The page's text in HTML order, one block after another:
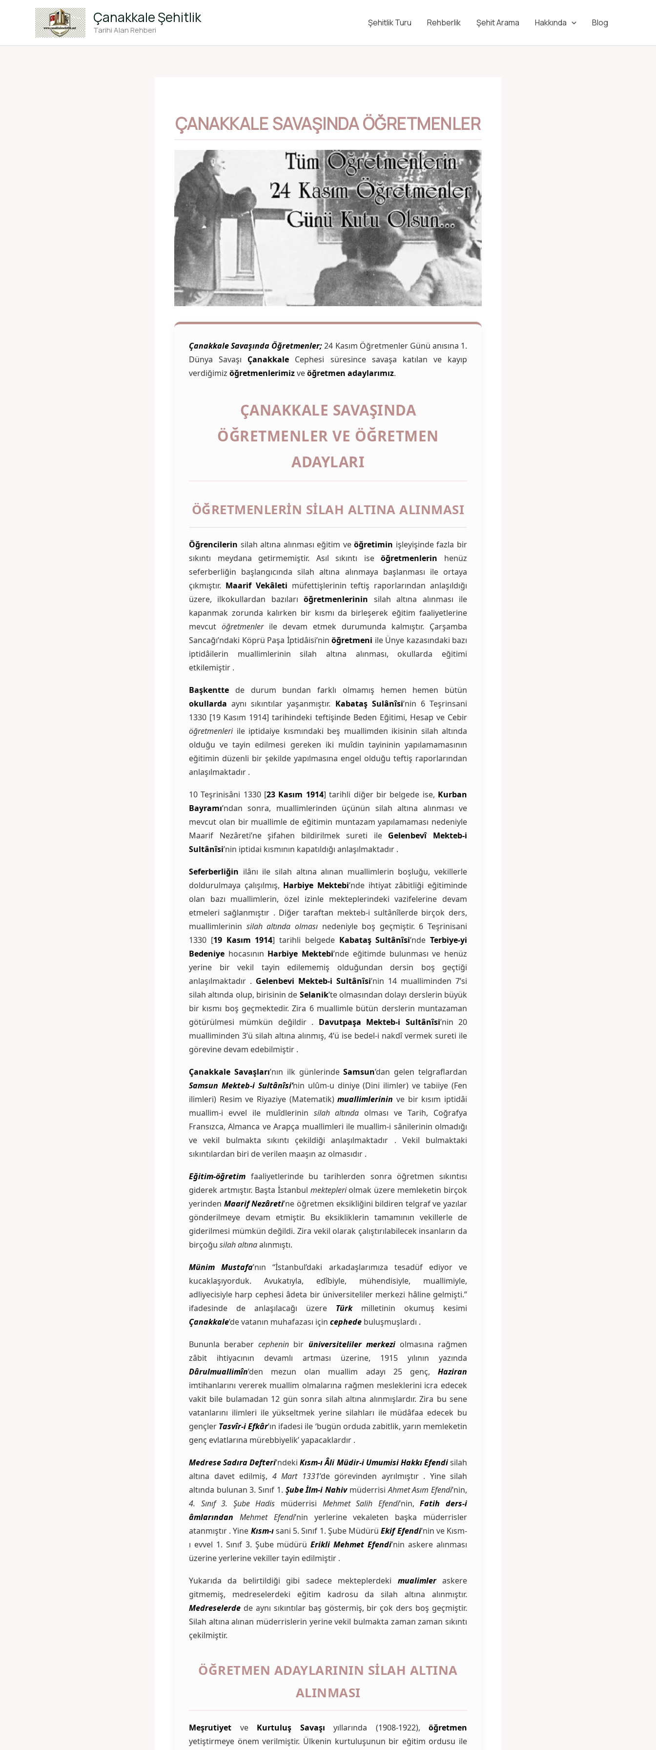
Çanakkale Şehitlik
Tarihi Alan Rehberi
Şehitlik Turu Rehberlik Şehit Arama Hakkında Blog
ÇANAKKALE SAVAŞINDA ÖĞRETMENLER
Çanakkale Savaşında Öğretmenler;24 Kasım Öğretmenler Günü anısına 1.
Dünya Savaşı Çanakkale Cephesi süresince savaşa katılan ve kayıp
verdiğimiz öğretmenlerimizveöğretmen adaylarımız.
ÇANAKKALE SAVAŞINDA
ÖĞRETMENLER VE ÖĞRETMEN
ADAYLARI
ÖĞRETMENLERIN SILAH ALTINA ALINMASI
Öğrencilerin silah altına alınması eğitim veöğretimin işleyişinde fazla bir
sıkıntı meydana getirmemiştir. Asıl sıkıntı iseöğretmenlerin henüz
seferberliğin başlangıcında silah altına alınmaya başlanması ile ortaya
çıkmıştır. Maarif Vekâleti müfettişlerinin teftiş raporlarından anlaşıldığı
üzere, ilkokullardan bazılarıöğretmenlerinin silah altına alınması ile
kapanmak zorunda kalırken bir kısmı da birleşerek eğitim faaliyetlerine
mevcut öğretmenlerile devam etmek durumunda kalmıştır. Çarşamba
Sancağı’ndaki Köprü Paşa İptidâisi’nin öğretmeni ile Ünye kazasındaki bazı
iptidâilerin muallimlerinin silah altına alınması, okullarda eğitimi
etkilemiştir .
Başkentte de durum bundan farklı olmamış hemen hemen bütün
okullarda aynı sıkıntılar yaşanmıştır. Kabataş Sulânîsi’nin 6 Teşrinsani
1330 [19 Kasım 1914] tarihindeki teftişinde Beden Eğitimi, Hesap ve Cebir
öğretmenleriile iptidaiye kısmındaki beş muallimden ikisinin silah altında
olduğu ve tayin edilmesi gereken iki muîdin tayininin yapılamamasının
eğitimin düzenli bir şekilde yapılmasına engel olduğu teftiş raporlarından
anlaşılmaktadır .
10 Teşrinisâni 1330 [23 Kasım 1914] tarihli diğer bir belgede ise, Kurban
Bayramı’ndan sonra, muallimlerinden üçünün silah altına alınması ve
mevcut olan bir muallimle de eğitimin muntazam yapılamaması nedeniyle
Maarif Nezâreti’ne şifahen bildirilmek sureti ile Gelenbevî Mekteb-i
Sultânîsi’nin iptidai kısmının kapatıldığı anlaşılmaktadır .
Seferberliğin ilânı ile silah altına alınan muallimlerin boşluğu, vekillerle
doldurulmaya çalışılmış, Harbiye Mektebi’nde ihtiyat zâbitliği eğitiminde
olan bazı muallimlerin, özel izinle mekteplerindeki vazifelerine devam
etmeleri sağlanmıştır . Diğer taraftan mekteb-i sultânîlerde birçok ders,
muallimlerinin silah altında olmasınedeniyle boş geçmiştir. 6 Teşrinisani
1330 [19 Kasım 1914] tarihli belgede Kabataş Sultânîsi’nde Terbiye-yi
Bedeniye hocasının Harbiye Mektebi’nde eğitimde bulunması ve henüz
yerine bir vekil tayin edilememiş olduğundan dersin boş geçtiği
anlaşılmaktadır . Gelenbevi Mekteb-i Sultânîsi’nin 14 mualliminden 7’si
silah altında olup, birisinin de Selanik’te olmasından dolayı derslerin büyük
bir kısmı boş geçmektedir. Zira 6 muallimle bütün derslerin muntazaman
götürülmesi mümkün değildir . Davutpaşa Mekteb-i Sultânîsi’nin 20
mualliminden 3’ü silah altına alınmış, 4’ü ise bedel-i nakdî vermek sureti ile
görevine devam edebilmiştir .
Çanakkale Savaşları’nın ilk günlerindeSamsun’dan gelen telgraflardan
Samsun Mekteb-i Sultânîsi’nin ulûm-u diniye (Dini ilimler) ve tabiiye (Fen
ilimleri) Resim ve Riyaziye (Matematik)muallimlerinin ve bir kısım iptidâi
muallim-i evvel ile muîdlerinin silah altında olması ve Tarih, Coğrafya
Fransızca, Almanca ve Arapça muallimleri ile muallim-i sânilerinin olmadığı
ve vekil bulmakta sıkıntı çekildiği anlaşılmaktadır . Vekil bulmaktaki
sıkıntılardan biri de verilen maaşın az olmasıdır .
Eğitim-öğretim faaliyetlerinde bu tarihlerden sonra öğretmen sıkıntısı
giderek artmıştır. Başta İstanbul mektepleriolmak üzere memleketin birçok
yerinden Maarif Nezâreti’ne öğretmen eksikliğini bildiren telgraf ve yazılar
gönderilmeye devam etmiştir. Bu eksikliklerin tamamının vekillerle de
giderilmesi mümkün değildi. Zira vekil olarak çalıştırılabilecek insanların da
birçoğu silah altınaalınmıştı.
Münim Mustafa’nın “İstanbul’daki arkadaşlarımıza tesadüf ediyor ve
kucaklaşıyorduk. Avukatıyla, edîbiyle, mühendisiyle, muallimiyle,
adliyecisiyle harp cephesi âdeta bir üniversiteliler merkezi hâline gelmişti.”
ifadesinde de anlaşılacağı üzere Türk
milletinin okumuş kesimi
Çanakkale’de vatanın muhafazası için cephede buluşmuşlardı .
Bununla berabercephenin bir üniversiteliler merkeziolmasına rağmen
zâbit ihtiyacının devamlı artması üzerine, 1915 yılının yazında
Dârulmuallimîn’den mezun olan muallim adayı 25 genç, Haziran
imtihanlarını vererek muallim olmalarına rağmen mesleklerini icra edecek
vakit bile bulamadan 12 gün sonra silah altına alınmışlardır. Zira bu sene
vatanlarını ilimleri ile yükseltmek yerine silahları ile müdâfaa edecek bu
gençler Tasvîr-i Efkâr’ın ifadesi ile ‘bugün orduda zabitlik, yarın memleketin
genç evlatlarına mürebbiyelik’ yapacaklardır .
Medrese Sadıra Defteri’ndekiKısm-ı Âli Müdir-i Umumisi Hakkı Efendisilah
altına davet edilmiş, 4 Mart 1331’de görevinden ayrılmıştır . Yine silah
altında bulunan 3. Sınıf 1. Şube İlm-i NahivmüderrisiAhmet Asım Efendi’nin,
4. Sınıf 3. Şube Hadis müderrisi Mehmet Salih Efendi’nin,Fatih ders-i
âmlarından
Mehmet Efendi’nin yerlerine vekaleten başka müderrisler
atanmıştır . Yine Kısm-ısani 5. Sınıf 1. Şube MüdürüEkif Efendi’nin ve Kısm-
ı evvel 1. Sınıf 3. Şube müdürüErikli Mehmet Efendi’nin askere alınması
üzerine yerlerine vekiller tayin edilmiştir .
Yukarıda da belirtildiği gibi sadece mekteplerdeki mualimler askere
gitmemiş, medreselerdeki eğitim kadrosu da silah altına alınmıştır.
Medreselerde de aynı sıkıntılar baş göstermiş, bir çok ders boş geçmiştir.
Silah altına alınan müderrislerin yerine vekil bulmakta zaman zaman sıkıntı
çekilmiştir.
ÖĞRETMEN ADAYLARININ SILAH ALTINA
ALINMASI
Meşrutiyet ve Kurtuluş Savaşı yıllarında (1908-1922), öğretmen
yetiştirmeye önem verilmiştir. Ülkenin kurtuluşunun bir eğitim ordusu ile